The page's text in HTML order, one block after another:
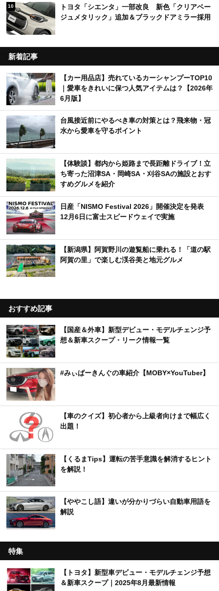
10
トヨタ「シエンタ」一部改良 新色「クリアベー
ジュメタリック」追加＆ブラックドアミラー採用
新着記事
【カー用品店】売れているカーシャンプーTOP10
｜愛車をきれいに保つ人気アイテムは？【2026年
6月版】
台風接近前にやるべき車の対策とは？飛来物・冠
水から愛車を守るポイント
【体験談】都内から姫路まで長距離ドライブ！立
ち寄った沼津SA・岡崎SA・刈谷SAの施設とおす
すめグルメを紹介
日産「NISMO Festival 2026」開催決定を発表
12月6日に富士スピードウェイで実施
【新潟県】阿賀野川の遊覧船に乗れる！「道の駅
阿賀の里」で楽しむ渓谷美と地元グルメ
おすすめ記事
【国産＆外車】新型デビュー・モデルチェンジ予
想＆新車スクープ・リーク情報一覧
#みぃぱーきんぐの車紹介【MOBY×YouTuber】
【車のクイズ】初心者から上級者向けまで幅広く
出題！
【くるまTips】運転の苦手意識を解消するヒント
を解説！
【ややこし語】違いが分かりづらい自動車用語を
解説
特集
【トヨタ】新型車デビュー・モデルチェンジ予想
＆新車スクープ｜2025年8月最新情報